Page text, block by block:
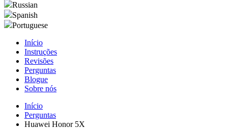
Russian
Spanish
Portuguese
Início
Instruções
Revisões
Perguntas
Blogue
Sobre nós
Início
Perguntas
Huawei Honor 5X